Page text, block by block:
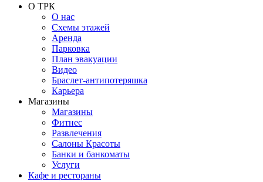
О ТРК
О нас
Схемы этажей
Аренда
Парковка
План эвакуации
Видео
Браслет-антипотеряшка
Карьера
Магазины
Магазины
Фитнес
Развлечения
Салоны Красоты
Банки и банкоматы
Услуги
Кафе и рестораны